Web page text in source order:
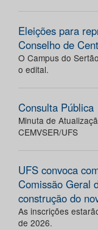
Eleições para
Conselho de
O Campus do
o edital.
Consulta Pública
Minuta de
CEMVSER/UFS
UFS convoca
Comissão Geral
construção do
As inscrições
de 2026.